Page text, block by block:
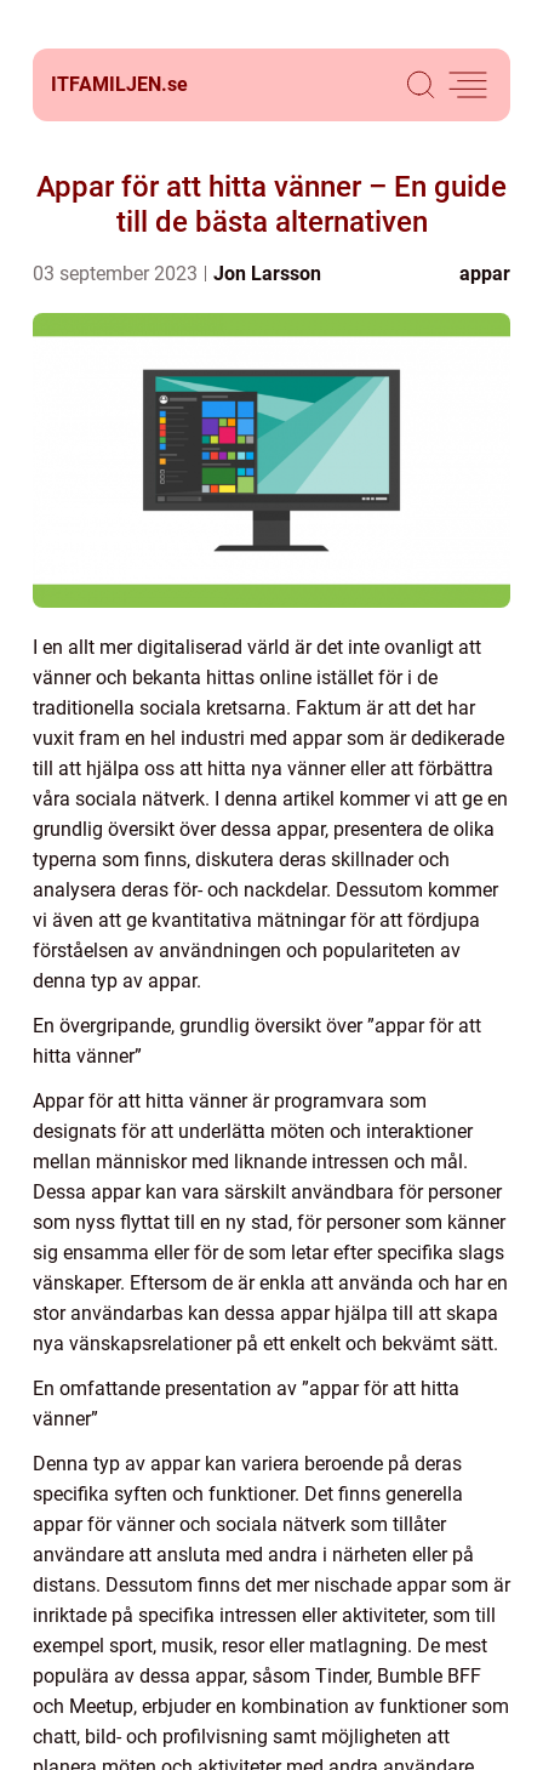
ITFAMILJEN.se
Appar för att hitta vänner – En guide
till de bästa alternativen
03 september 2023 Jon Larsson appar
I en allt mer digitaliserad värld är det inte ovanligt att
vänner och bekanta hittas online istället för i de
traditionella sociala kretsarna. Faktum är att det har
vuxit fram en hel industri med appar som är dedikerade
till att hjälpa oss att hitta nya vänner eller att förbättra
våra sociala nätverk. I denna artikel kommer vi att ge en
grundlig översikt över dessa appar, presentera de olika
typerna som finns, diskutera deras skillnader och
analysera deras för- och nackdelar. Dessutom kommer
vi även att ge kvantitativa mätningar för att fördjupa
förståelsen av användningen och populariteten av
denna typ av appar.
En övergripande, grundlig översikt över ”appar för att
hitta vänner”
Appar för att hitta vänner är programvara som
designats för att underlätta möten och interaktioner
mellan människor med liknande intressen och mål.
Dessa appar kan vara särskilt användbara för personer
som nyss flyttat till en ny stad, för personer som känner
sig ensamma eller för de som letar efter specifika slags
vänskaper. Eftersom de är enkla att använda och har en
stor användarbas kan dessa appar hjälpa till att skapa
nya vänskapsrelationer på ett enkelt och bekvämt sätt.
En omfattande presentation av ”appar för att hitta
vänner”
Denna typ av appar kan variera beroende på deras
specifika syften och funktioner. Det finns generella
appar för vänner och sociala nätverk som tillåter
användare att ansluta med andra i närheten eller på
distans. Dessutom finns det mer nischade appar som är
inriktade på specifika intressen eller aktiviteter, som till
exempel sport, musik, resor eller matlagning. De mest
populära av dessa appar, såsom Tinder, Bumble BFF
och Meetup, erbjuder en kombination av funktioner som
chatt, bild- och profilvisning samt möjligheten att